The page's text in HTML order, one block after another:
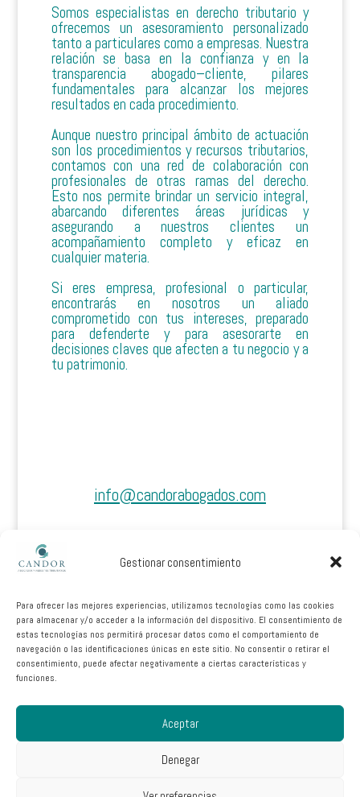
Gestionar consentimiento
Para ofrecer las mejores experiencias, utilizamos tecnologías como las cookies
para almacenar y/o acceder a la información del dispositivo. El consentimiento de
estas tecnologías nos permitirá procesar datos como el comportamiento de
navegación o las identificaciones únicas en este sitio. No consentir o retirar el
consentimiento, puede afectar negativamente a ciertas características y
funciones.
Aceptar
Denegar
Somos especialistas en derecho tributario y
ofrecemos un asesoramiento personalizado
tanto a particulares como a empresas. Nuestra
relación se basa en la confianza y en la
transparencia abogado–cliente, pilares
fundamentales para alcanzar los mejores
resultados en cada procedimiento.
Aunque nuestro principal ámbito de actuación
son los procedimientos y recursos tributarios,
contamos con una red de colaboración con
profesionales de otras ramas del derecho.
Esto nos permite brindar un servicio integral,
abarcando diferentes áreas jurídicas y
asegurando a nuestros clientes un
acompañamiento completo y eficaz en
cualquier materia.
Si eres empresa, profesional o particular,
encontrarás en nosotros un aliado
comprometido con tus intereses, preparado
para defenderte y para asesorarte en
decisiones claves que afecten a tu negocio y a
tu patrimonio.
info@candorabogados.com
@candor_abogados
Calle Ribera del Muelle Nº4, 1ª Planta, Oficina
6
11510 Puerto Real, Cádiz
Textos legales